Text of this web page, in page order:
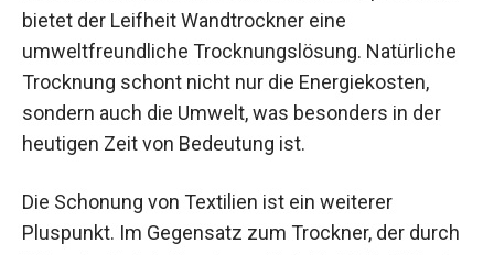
bietet der Leifheit Wandtrockner eine
umweltfreundliche Trocknungslösung. Natürliche
Trocknung schont nicht nur die Energiekosten,
sondern auch die Umwelt, was besonders in der
heutigen Zeit von Bedeutung ist.
Die Schonung von Textilien ist ein weiterer
Pluspunkt. Im Gegensatz zum Trockner, der durch